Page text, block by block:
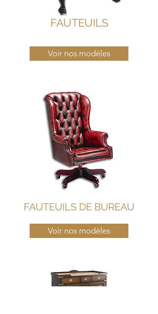
FAUTEUILS
Voir nos modèles
FAUTEUILS DE BUREAU
Voir nos modèles